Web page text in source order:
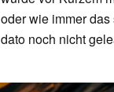
oder wie immer
dato noch nicht